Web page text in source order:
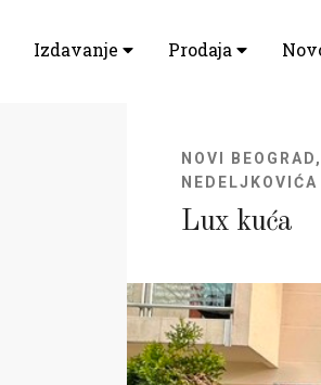
Izdavanje Prodaja
NOVI
NEDELJKOVIĆA
Lux kuća